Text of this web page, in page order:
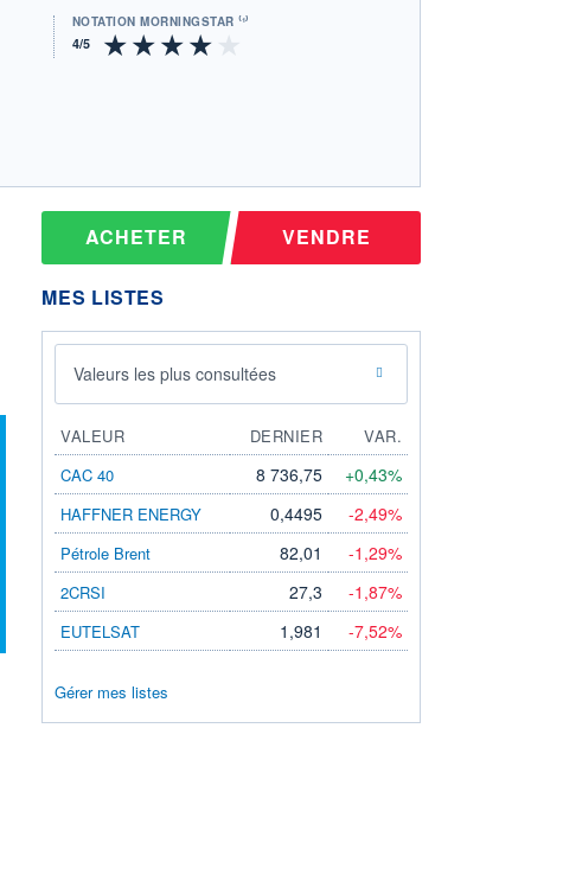
NOTATION MORNINGSTAR ⁽¹⁾
ACHETER VENDRE
MES LISTES
Valeurs les plus consultées
VALEUR DERNIER
VAR.
CAC 40
8 736,75 +0,43%
HAFFNER ENERGY 0,4495 -2,49%
Pétrole Brent 82,01 -1,29%
2CRSI 27,3 -1,87%
EUTELSAT 1,981 -7,52%
Gérer mes listes